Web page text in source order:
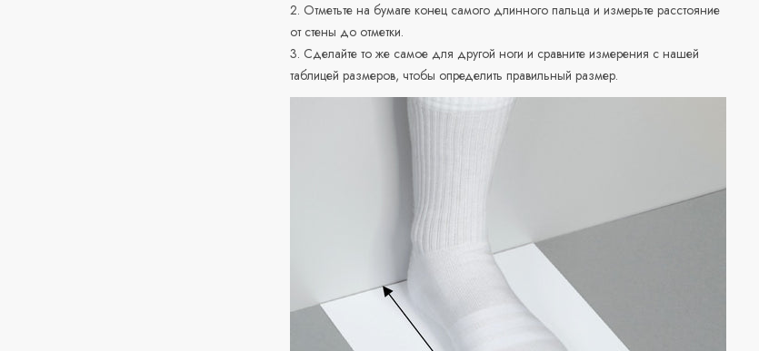
2. Отметьте на бумаге конец самого длинного пальца и измерьте расстояние
от стены до отметки.
3. Сделайте то же самое для другой ноги и сравните измерения с нашей
таблицей размеров, чтобы определить правильный размер.